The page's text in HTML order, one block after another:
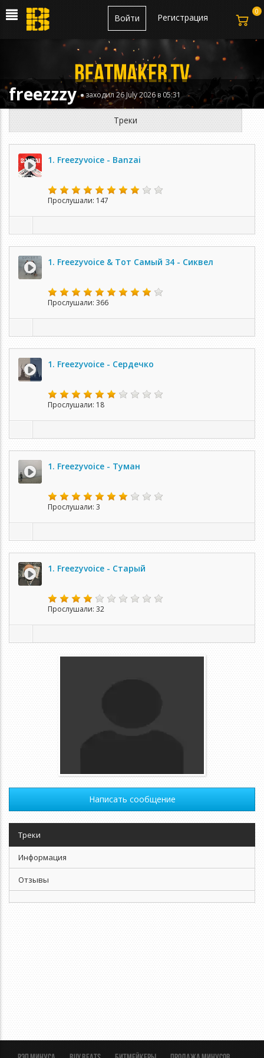
Регистрация
Войти
freezzzy заходил 26 July 2026 в 05:31
Треки
1. Freezyvoice - Banzai
Прослушали: 147
1. Freezyvoice & Тот Самый 34 - Сиквел
Прослушали: 366
1. Freezyvoice - Сердечко
Прослушали: 18
1. Freezyvoice - Туман
Прослушали: 3
1. Freezyvoice - Старый
Прослушали: 32
Написать сообщение
Треки
Информация
Отзывы
0